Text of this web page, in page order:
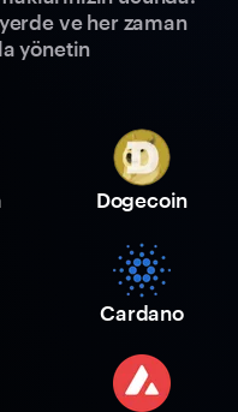
ve her zaman
yönetin
Dogecoin
Cardano